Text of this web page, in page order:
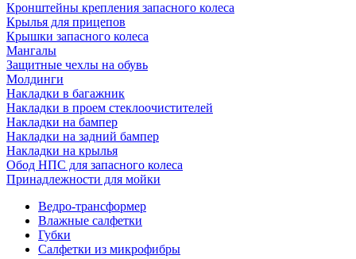
Кронштейны крепления запасного колеса
Крылья для прицепов
Крышки запасного колеса
Мангалы
Защитные чехлы на обувь
Молдинги
Накладки в багажник
Накладки в проем стеклоочистителей
Накладки на бампер
Накладки на задний бампер
Накладки на крылья
Обод НПС для запасного колеса
Принадлежности для мойки
Ведро-трансформер
Влажные салфетки
Губки
Салфетки из микрофибры